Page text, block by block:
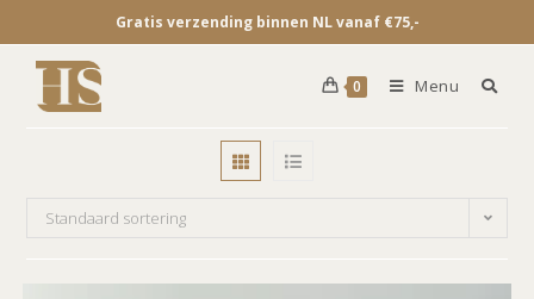
Gratis verzending binnen NL vanaf €75,-
0 Menu
Standaard sortering